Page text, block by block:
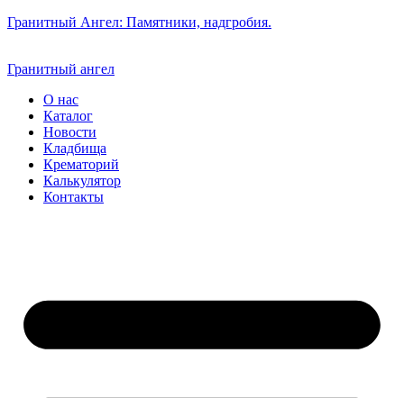
Гранитный Ангел: Памятники, надгробия.
Гранитный ангел
О нас
Каталог
Новости
Кладбища
Крематорий
Калькулятор
Контакты